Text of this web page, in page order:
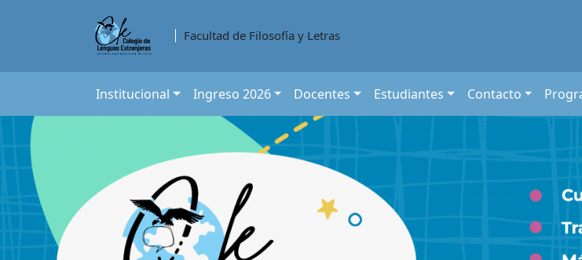
Facultad de Filosofía y Letras
Institucional Ingreso 2026 Docentes Estudiantes Contacto